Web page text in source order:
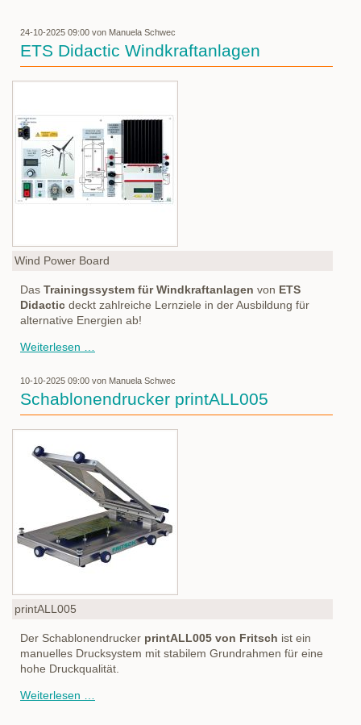
24-10-2025 09:00 von Manuela Schwec
ETS Didactic Windkraftanlagen
Wind Power Board
Das Trainingssystem für Windkraftanlagen von ETS
Didactic deckt zahlreiche Lernziele in der Ausbildung für
alternative Energien ab!
Weiterlesen …
Windkraftanlagen
10-10-2025 09:00 von Manuela Schwec
Schablonendrucker printALL005
printALL005
Der Schablonendrucker printALL005 von Fritsch ist ein
manuelles Drucksystem mit stabilem Grundrahmen für eine
hohe Druckqualität.
Weiterlesen …